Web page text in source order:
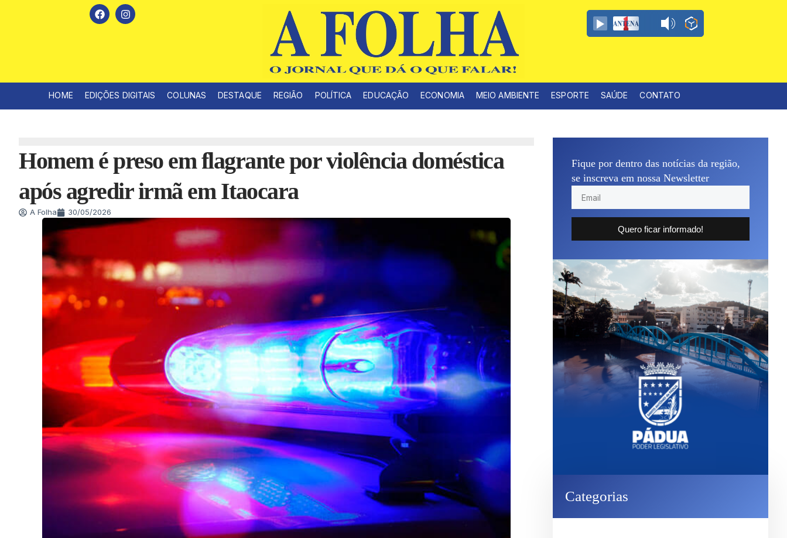
HOME EDIÇÕES DIGITAIS COLUNAS DESTAQUE REGIÃO POLÍTICA EDUCAÇÃO ECONOMIA MEIO AMBIENTE ESPORTE SAÚDE CONTATO
Homem é preso em flagrante por violência doméstica
após agredir irmã em Itaocara
A Folha 30/05/2026
Fique por dentro das notícias da região,
se inscreva em nossa Newsletter
Quero ficar informado!
Categorias